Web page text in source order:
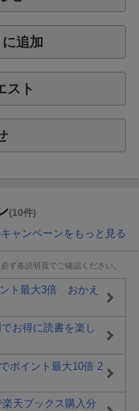
追加
スト
(10件)
ャンペーンをもっと見る
ず各説明頁でご確認ください。
ント最大3倍 おかえ
お得に読書を楽し
ポイント最大10倍 2
楽天ブックス購入分